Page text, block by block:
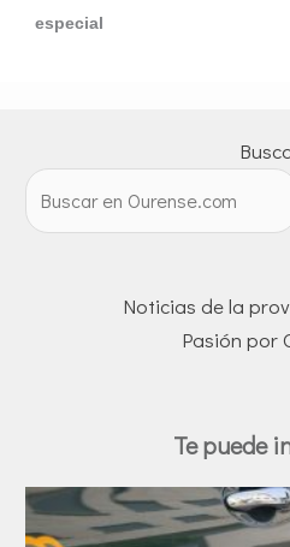
especial
Noticias de la
Pasión por
Te puede